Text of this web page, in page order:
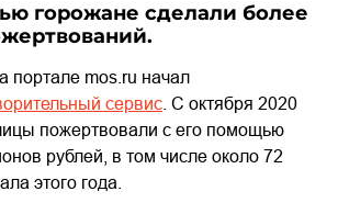
горожане сделали более
портале mos.ru начал
сервис . С октября 2020
пожертвовали с его помощью
рублей, в том числе около 72
этого года.